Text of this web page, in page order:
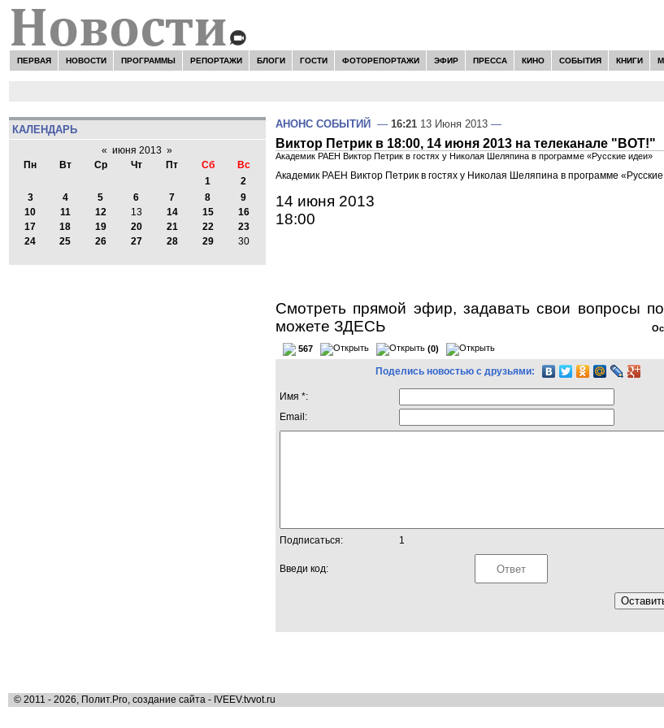
ПЕРВАЯ НОВОСТИ ПРОГРАММЫ РЕПОРТАЖИ БЛОГИ ГОСТИ ФОТОРЕПОРТАЖИ ЭФИР ПРЕССА КИНО СОБЫТИЯ КНИГИ
КАЛЕНДАРЬ
« июня 2013 »
Пн
Вт Ср Чт Пт Сб
Вс
1
2
3
4 5 6 7 8
9
10
11 12 13 14 15
16
17
18 19 20 21 22
23
24
25 26 27 28 29 30
АНОНС СОБЫТИЙ — 16:21 13 Июня 2013 —
Виктор Петрик в 18:00, 14 июня 2013 на телеканале "ВОТ!"
Академик РАЕН Виктор Петрик в гостях у Николая Шеляпина в программе «Русские идеи»
Академик РАЕН Виктор Петрик в гостях у Николая Шеляпина в программе
14 июня 2013
18:00
Смотреть прямой эфир, задавать свои вопросы
можете ЗДЕСЬ
567 (0)
Поделись новостью с друзьями:
Имя *:
Email:
Подписаться: 1
Введи код:
© 2011 - 2026, Полит.Pro, создание сайта - IVEEV.tvvot.ru